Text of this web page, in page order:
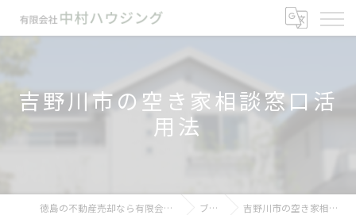
吉野川市の空き家相談窓口活
用法
徳島の不動産売却なら有限会社中村ハウジング ブログ 吉野川市の空き家相談窓口活用法